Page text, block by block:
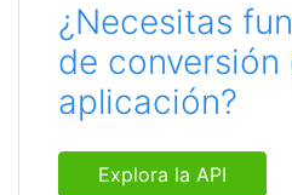
¿Necesitas
de
aplicación?
Explora la API